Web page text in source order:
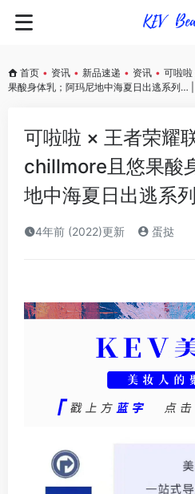
首页 • 资讯 • 新品速递 • 资讯 • 可啦
果酸身体乳；阿玛尼地中海夏日出逃系列…
可啦啦 × 王者荣耀
chillmore且悠果酸
地中海夏日出逃系
4年前 (2022)更新 蛋挞